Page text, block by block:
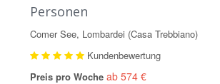
Personen
Comer See, Lombardei (Casa Trebbiano)
Kundenbewertung
Preis pro Woche ab 574 €